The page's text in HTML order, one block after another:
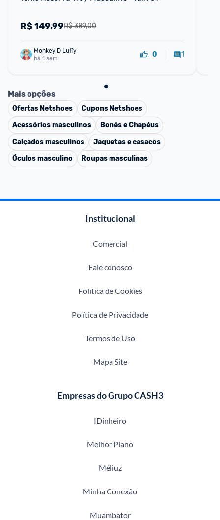
R$ 389,00
R$149,99
Monkey D Luffy
há 1 sem
0 1
Mais opções
Ofertas Netshoes Cupons Netshoes
Acessórios masculinos
Bonés e Chapéus
Calçados masculinos
Jaquetas e casacos
Óculos masculino
Roupas masculinas
Institucional
Comercial
Fale conosco
Política de Cookies
Política de Privacidade
Termos de Uso
Mapa Site
Empresas do Grupo CASH3
IDinheiro
Melhor Plano
Méliuz
Minha Conexão
Muambator